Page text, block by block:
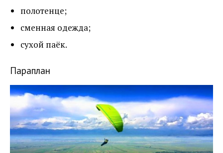
полотенце;
сменная одежда;
сухой паёк.
Параплан